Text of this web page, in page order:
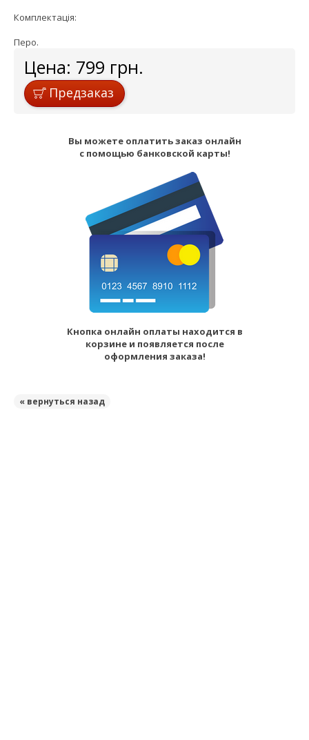
Комплектація:
Перо.
Цена: 799 грн.
Предзаказ
Вы можете оплатить заказ онлайн
с помощью банковской карты!
Кнопка онлайн оплаты находится в
корзине и появляется после
оформления заказа!
« вернуться назад